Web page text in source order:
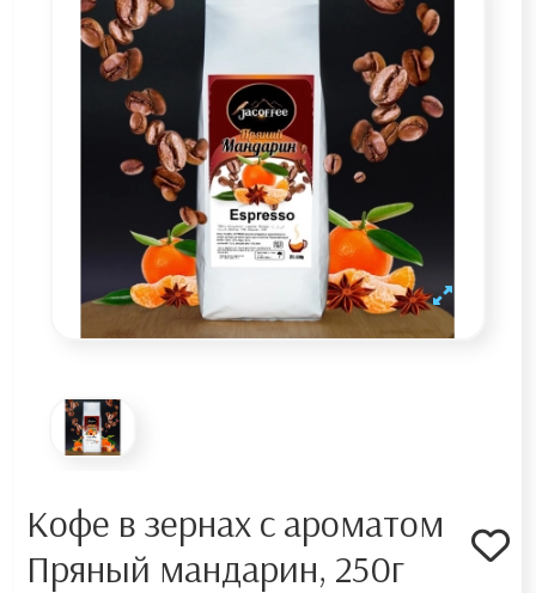
Кофе в зернах с ароматом
Пряный мандарин, 250г